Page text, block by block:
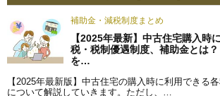
補助金・減税制度まとめ
【2025年最新】中古住宅購入時
税・税制優遇制度、補助金とは
を…
【2025年最新版】中古住宅の購入時に利用できる
について解説していきます。ただし、…